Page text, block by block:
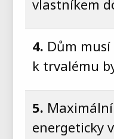
vlastníkem
4. Dům
k trvalému
5.
energeticky